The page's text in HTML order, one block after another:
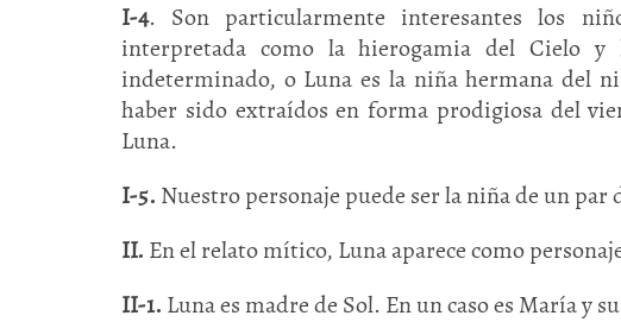
I-4. Son particularmente interesantes los
interpretada como la hierogamia del Cielo
indeterminado, o Luna es la niña hermana del
haber sido extraídos en forma prodigiosa del
Luna.
I-5. Nuestro personaje puede ser la niña de un
II. En el relato mítico, Luna aparece como
II-1. Luna es madre de Sol. En un caso es María y